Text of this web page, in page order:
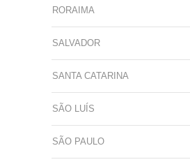
RORAIMA
SALVADOR
SANTA CATARINA
SÃO LUÍS
SÃO PAULO